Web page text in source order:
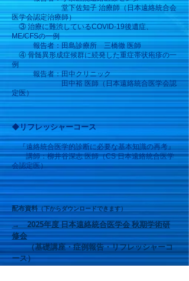
堂下佐知子 治療師（日本遠絡統合会
医学会認定治療師）
③ 治療に難渋しているCOVID-19後遺症、
ME/CFSの一例
報告者：田島診療所三橋徹 医師
④ 骨髄異形成症候群に続発した重症帯状疱疹の一
例
報告者：田中クリニック
田中裕 医師（日本遠絡統合医学会認
定医）
◆リフレッシャーコース
『遠絡統合医学的診断に必要な基本知識の再考』
講師：柳井谷深志 医師（CS 日本遠絡統合医学
会認定医）
配布資料（下からダウンロードできます）
→ 2025年度 日本遠絡統合医学会 秋期学術研
修会
（基礎講座・症例報告・リフレッシャーコ
ース）